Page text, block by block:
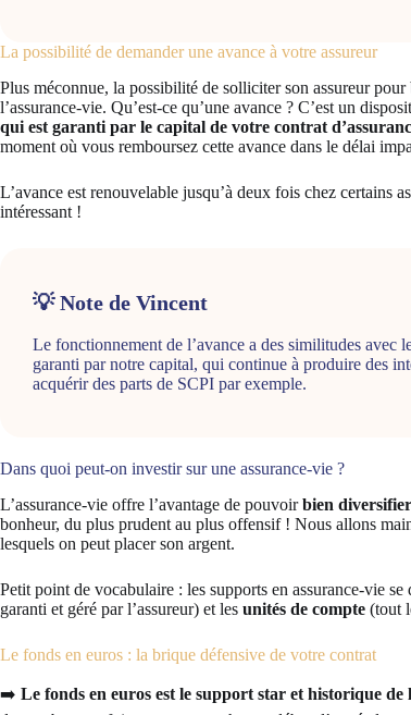
La possibilité de demander une avance à votre assureur
Plus méconnue, la possibilité de solliciter son assureur
l’assurance-vie. Qu’est-ce qu’une avance ? C’est un
qui est garanti par le capital de votre contrat
moment où vous remboursez cette avance dans le délai
L’avance est renouvelable jusqu’à deux fois chez certains
intéressant !
💡 Note de Vincent
Le fonctionnement de l’avance a des similitudes avec
garanti par notre capital, qui continue à produire des
acquérir des parts de SCPI par exemple.
Dans quoi peut-on investir sur une assurance-vie ?
L’assurance-vie offre l’avantage de pouvoirbien
bonheur, du plus prudent au plus offensif ! Nous allons
lesquels on peut placer son argent.
Petit point de vocabulaire : les supports en assurance-vie
garanti et géré par l’assureur) et les unités de compte (tout
Le fonds en euros : la brique défensive de votre contrat
➡️ Le fonds en euros est le support star et historique de